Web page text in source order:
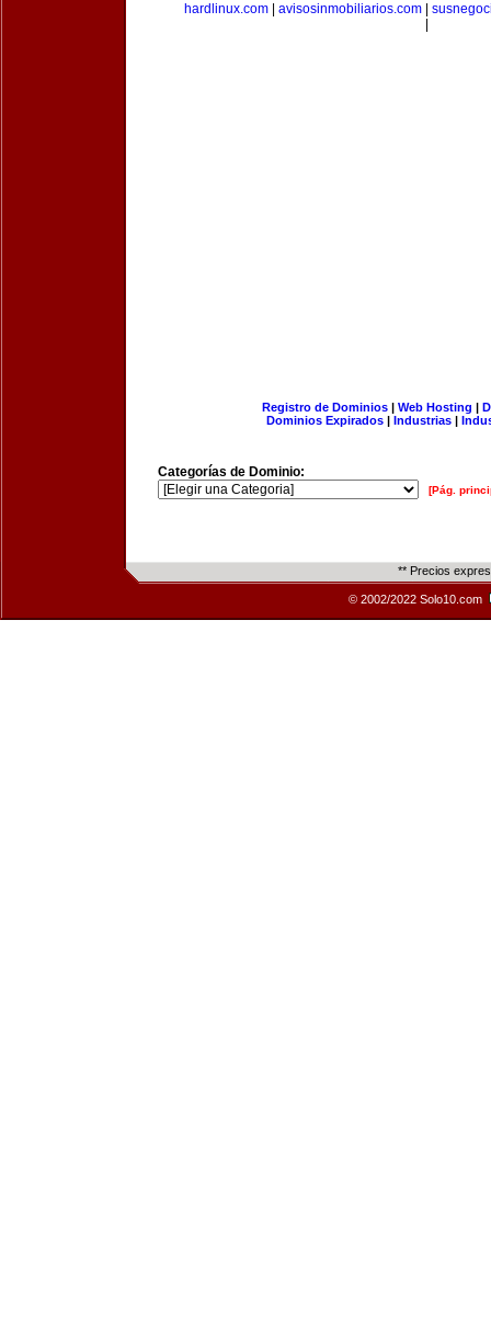
hardlinux.com
avisosinmobiliarios.com
Registro de Dominios| Web Hosting |
Dominios Expirados | Industrias |
Categorías de Dominio:
[Pág.
** Precios
© 2002/2022 Solo10.com